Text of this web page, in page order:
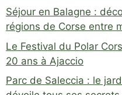
Séjour en Balagne :
régions de Corse entre
Le Festival du Polar
20 ans à Ajaccio
Parc de Saleccia : le